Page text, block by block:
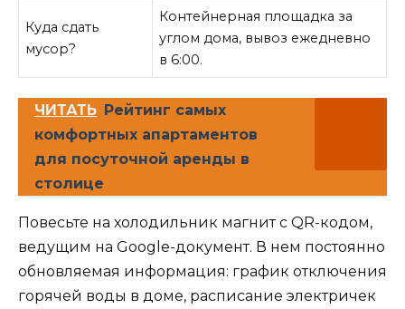
Куда сдать
мусор?
Контейнерная площадка за
углом дома, вывоз ежедневно
в 6:00.
ЧИТАТЬ Рейтинг самых
комфортных апартаментов
для посуточной аренды в
столице
Повесьте на холодильник магнит с QR-кодом,
ведущим на Google-документ. В нем постоянно
обновляемая информация: график отключения
горячей воды в доме, расписание электричек